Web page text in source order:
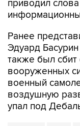
Ранее
также был сбит
вооруженных
военный
воздушную
упал под
Украина ДНР